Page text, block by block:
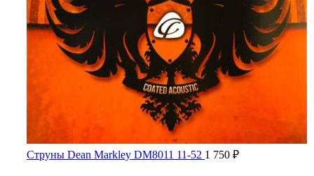
Струны Dean Markley DM8011 11-52 1 750 ₽